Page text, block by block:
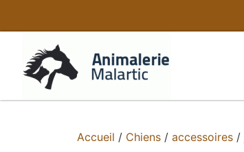
Accueil / Chiens / accessoires /